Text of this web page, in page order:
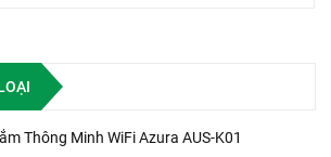
Thông Minh WiFi Azura AUS-K01